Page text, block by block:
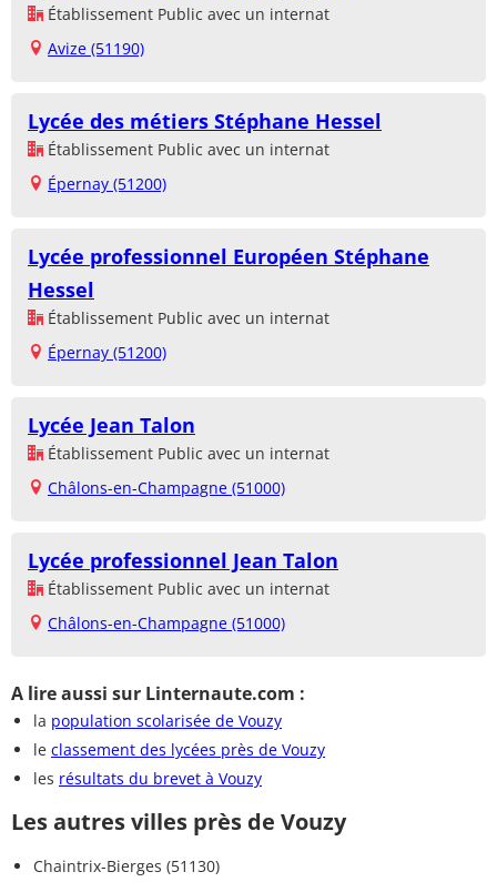
Établissement Public avec un internat
Avize (51190)
Lycée des métiers Stéphane Hessel
Établissement Public avec un internat
Épernay (51200)
Lycée professionnel Européen Stéphane
Hessel
Établissement Public avec un internat
Épernay (51200)
Lycée Jean Talon
Établissement Public avec un internat
Châlons-en-Champagne (51000)
Lycée professionnel Jean Talon
Établissement Public avec un internat
Châlons-en-Champagne (51000)
A lire aussi sur Linternaute.com :
la population scolarisée de Vouzy
le classement des lycées près de Vouzy
les résultats du brevet à Vouzy
Les autres villes près de Vouzy
Chaintrix-Bierges (51130)